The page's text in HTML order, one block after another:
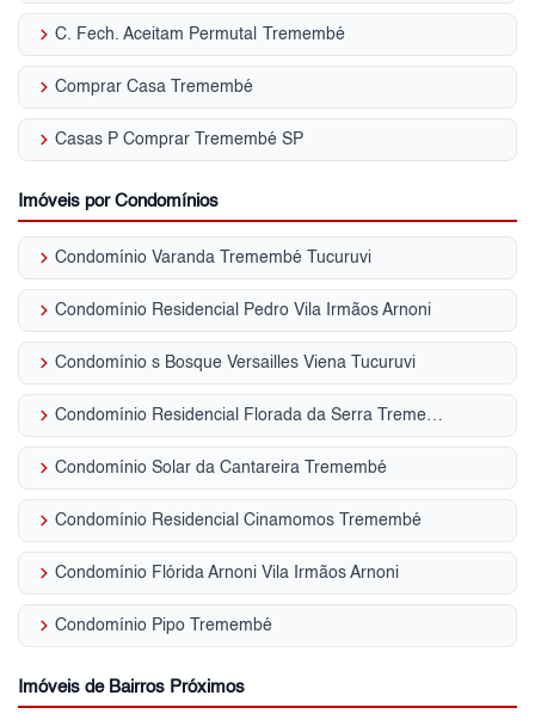
keyboard_arrow_right C. Fech. Aceitam Permuta| Tremembé
keyboard_arrow_right Comprar Casa Tremembé
keyboard_arrow_right Casas P Comprar Tremembé SP
Imóveis por Condomínios
keyboard_arrow_right Condomínio Varanda Tremembé Tucuruvi
keyboard_arrow_right Condomínio Residencial Pedro Vila Irmãos Arnoni
keyboard_arrow_right Condomínio s Bosque Versailles Viena Tucuruvi
keyboard_arrow_right Condomínio Residencial Florada da Serra Tremembé
keyboard_arrow_right Condomínio Solar da Cantareira Tremembé
keyboard_arrow_right Condomínio Residencial Cinamomos Tremembé
keyboard_arrow_right Condomínio Flórida Arnoni Vila Irmãos Arnoni
keyboard_arrow_right Condomínio Pipo Tremembé
Imóveis de Bairros Próximos